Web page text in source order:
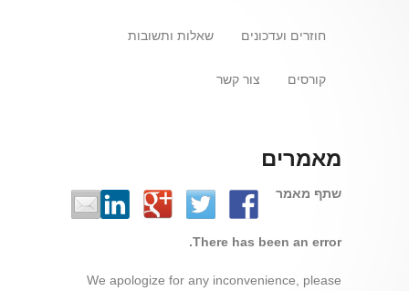
חוזרים ועדכונים שאלות ותשובות
קורסים צור קשר
מאמרים
שתף מאמר
There has been an error.
We apologize for any inconvenience, please